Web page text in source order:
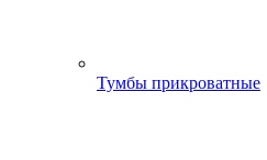
Тумбы прикроватные